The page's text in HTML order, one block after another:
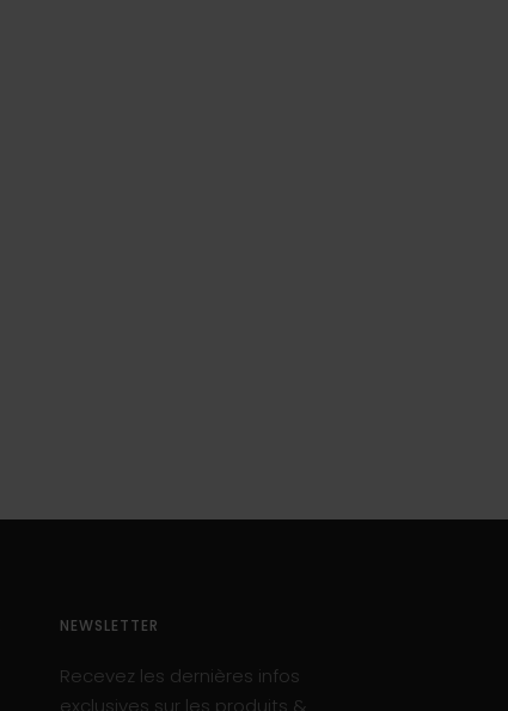
NEWSLETTER
Recevez les dernières infos
exclusives sur les produits &